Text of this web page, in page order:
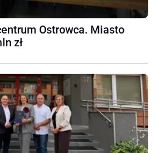
Ostrowca. Miasto
zł